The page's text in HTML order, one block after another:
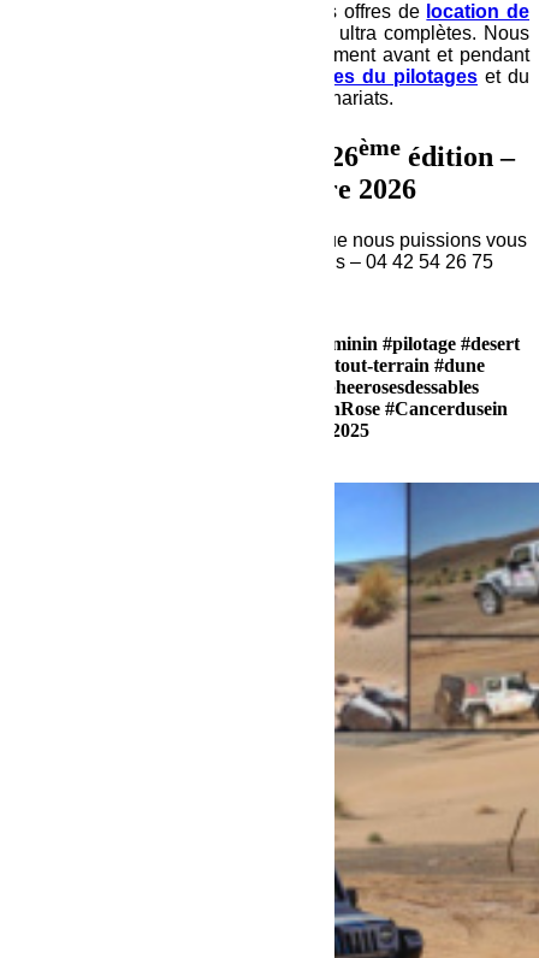
Nous avons de plus mis au point des offres de location de
ultra complètes. Nous
assurons également un accompagnement avant et pendant
domaines du pilotages et du
, grâce à nos différents partenariats.
pour la 26èmeédition –
du 9 au 18 octobre 2026
N’hésitez pas à nous contacter afin que nous puissions vous
donner un maximum d’informations – 04 42 54 26 75
#location #rallye #trds #location4X4 #feminin #pilotage #desert
#maroc #rallyemaroc #jeep #wrangler #tout-terrain #dune
#sudmaroc #100%feminin #100% #tropheerosesdessables
#EnsemblePlusForts #AssociationRubanRose #Cancerdusein
#RubanRose #TropheeRDS2025 #RDS2025